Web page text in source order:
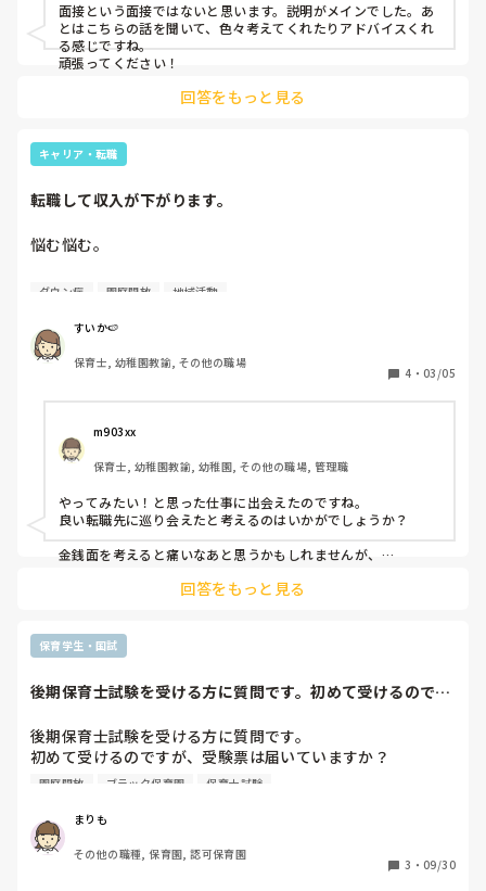
面接という面接ではないと思います。説明がメインでした。あ
とはこちらの話を聞いて、色々考えてくれたりアドバイスくれ
る感じですね。
頑張ってください！
回答をもっと見る
キャリア・転職
転職して収入が下がります。
悩む悩む。
転職をして収入が下がるのが悩む。
前職
残業未払、持ち帰りあり、人間関係微妙、5年目は年収370
転職先
子育て支援センターなのでほぼ残業なし、持ち帰りもおそら
くなし、担任業務なし、人間関係は入らないとわからない、
転職直後は年収306万
どちらも基本給とボーナスの額は変わりません。
ただ、ついてくる手当が子育て支援センターのが少なく前職
よりも月給が3.9万ダウン。一人暮らしも必須の地域なの
仕事量的には恐らく減ると思いますが悩みますね。
ますが県内でのお仕事ですし、事業所内異動で手当がついて
くる保育園に移ることも将来的に可能です。なので、挑戦し
ありなのかなとも思います。難しい。
ダウン症 園庭開放 地域活動
すいか🍉
保育士, 幼稚園教諭, その他の職場
4 ・ 03/05
m903xx
保育士, 幼稚園教諭, 幼稚園, その他の職場, 管理職
やってみたい！と思った仕事に出会えたのですね。
良い転職先に巡り会えたと考えるのはいかがでしょうか？
金銭面を考えると痛いなあと思うかもしれませんが、
心の余裕と時間は、今以上に増えるのではないでしょうか？🩷
回答をもっと見る
保育学生・国試
後期保育士試験を受ける方に質問です。初めて受けるのです
後期保育士試験を受ける方に質問です。
初めて受けるのですが、受験票は届いていますか？
過去問4年分と予想模試2年分やっています。
苦手項目をテキストや保育指針で復習しますが、
新たな問題がくると壁にぶち当たり潰そうと必死にやれば
園庭開放 ブラック保育園 保育士試験
まりも
その他の職種, 保育園, 認可保育園
3 ・ 09/30